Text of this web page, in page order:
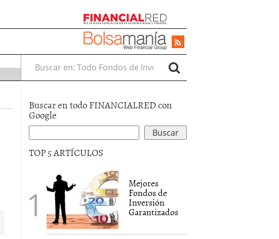
Buscar en:
Buscar en todo FINANCIALRED con
Google
TOP 5 ARTÍCULOS
Mejores
Fondos de
Inversión
Garantizados